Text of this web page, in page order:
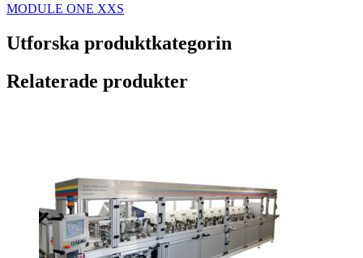
MODULE ONE XXS
Utforska produktkategorin
Relaterade produkter